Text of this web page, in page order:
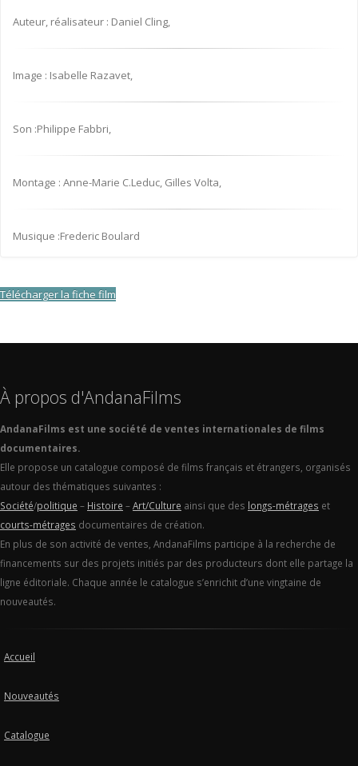
Auteur, réalisateur : Daniel Cling,
Image : Isabelle Razavet,
Son :Philippe Fabbri,
Montage : Anne-Marie C.Leduc, Gilles Volta,
Musique :Frederic Boulard
Télécharger la fiche film
À propos d'AndanaFilms
AndanaFilms est une société de ventes internationales de films
documentaires.
Elle propose un catalogue composé de films français et étrangers, organisés
autour des thématiques suivantes :
Société/politique – Histoire –Art/Culture ainsi que des longs-métrages et
courts-métrages documentaires de création.
En plus de son activité de ventes, AndanaFilms participe à la recherche de
financements sur des projets initiés par des producteurs dont elle partage la
ligne éditoriale. Chaque année le catalogue s’enrichit d’une vingtaine de
nouveautés.
Accueil
Nouveautés
Catalogue